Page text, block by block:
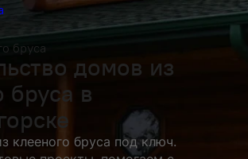
бруса
домов из
бруса в
клееного бруса под ключ.